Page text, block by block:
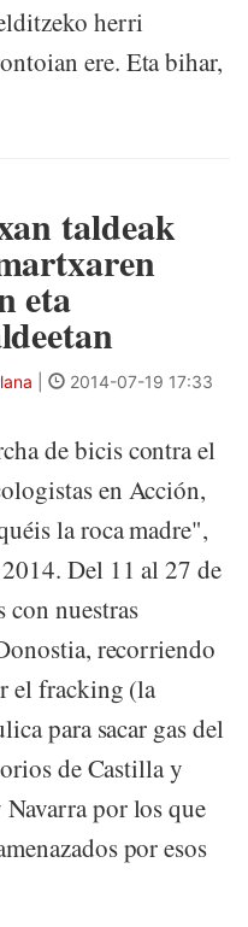
herri
ere. Eta bihar,
taldeak
eta
2014-07-19 17:33
de bicis contra el
en Acción,
la roca madre",
Del 11 al 27 de
con nuestras
recorriendo
el fracking (la
para sacar gas del
de Castilla y
por los que
por esos